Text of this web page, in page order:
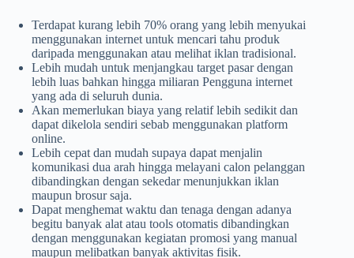
Terdapat kurang lebih 70% orang yang lebih menyukai
menggunakan internet untuk mencari tahu produk
daripada menggunakan atau melihat iklan tradisional.
Lebih mudah untuk menjangkau target pasar dengan
lebih luas bahkan hingga miliaran Pengguna internet
yang ada di seluruh dunia.
Akan memerlukan biaya yang relatif lebih sedikit dan
dapat dikelola sendiri sebab menggunakan platform
online.
Lebih cepat dan mudah supaya dapat menjalin
komunikasi dua arah hingga melayani calon pelanggan
dibandingkan dengan sekedar menunjukkan iklan
maupun brosur saja.
Dapat menghemat waktu dan tenaga dengan adanya
begitu banyak alat atau tools otomatis dibandingkan
dengan menggunakan kegiatan promosi yang manual
maupun melibatkan banyak aktivitas fisik.